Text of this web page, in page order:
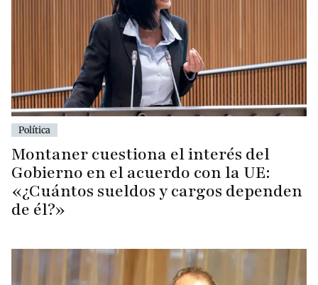
Política
Montaner cuestiona el interés del
Gobierno en el acuerdo con la UE:
«¿Cuántos sueldos y cargos dependen
de él?»